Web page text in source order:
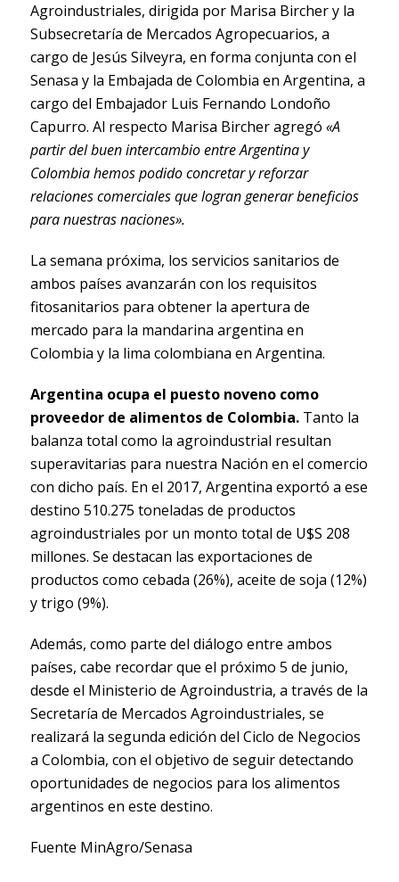
Agroindustriales, dirigida por Marisa Bircher y la
Subsecretaría de Mercados Agropecuarios, a
cargo de Jesús Silveyra, en forma conjunta con el
Senasa y la Embajada de Colombia en Argentina, a
cargo del Embajador Luis Fernando Londoño
Capurro. Al respecto Marisa Bircher agregó «A
partir del buen intercambio entre Argentina y
Colombia hemos podido concretar y reforzar
relaciones comerciales que logran generar beneficios
para nuestras naciones».
La semana próxima, los servicios sanitarios de
ambos países avanzarán con los requisitos
fitosanitarios para obtener la apertura de
mercado para la mandarina argentina en
Colombia y la lima colombiana en Argentina.
Argentina ocupa el puesto noveno como
proveedor de alimentos de Colombia.Tanto la
balanza total como la agroindustrial resultan
superavitarias para nuestra Nación en el comercio
con dicho país. En el 2017, Argentina exportó a ese
destino 510.275 toneladas de productos
agroindustriales por un monto total de U$S 208
millones. Se destacan las exportaciones de
productos como cebada (26%), aceite de soja (12%)
y trigo (9%).
Además, como parte del diálogo entre ambos
países, cabe recordar que el próximo 5 de junio,
desde el Ministerio de Agroindustria, a través de la
Secretaría de Mercados Agroindustriales, se
realizará la segunda edición del Ciclo de Negocios
a Colombia, con el objetivo de seguir detectando
oportunidades de negocios para los alimentos
argentinos en este destino.
Fuente MinAgro/Senasa